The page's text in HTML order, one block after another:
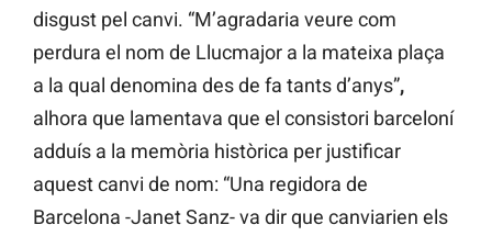
disgust pel canvi. “M’agradaria veure com
perdura el nom de Llucmajor a la mateixa plaça
a la qual denomina des de fa tants d’anys”,
alhora que lamentava que el consistori barceloní
adduís a la memòria històrica per justificar
aquest canvi de nom: “Una regidora de
Barcelona -Janet Sanz- va dir que canviarien els